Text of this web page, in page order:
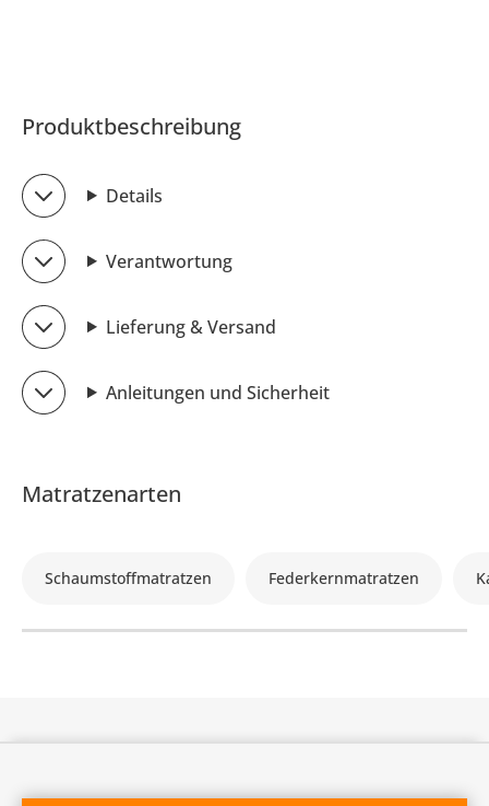
Produktbeschreibung
Details
Verantwortung
Lieferung & Versand
Anleitungen und Sicherheit
Matratzenarten
Schaumstoffmatratzen Federkernmatratzen